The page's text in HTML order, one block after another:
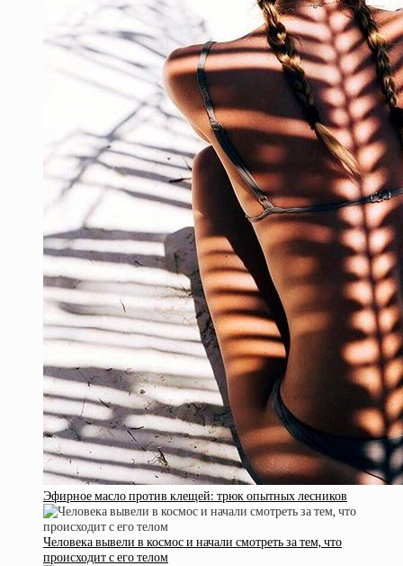
Эфирное масло против клещей: трюк опытных лесников
Человека вывели в космос и начали смотреть за тем, что
происходит с его телом